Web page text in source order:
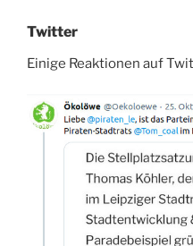
Twitter
Einige Reaktionen auf